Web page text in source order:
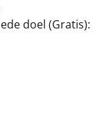
doel (Gratis):